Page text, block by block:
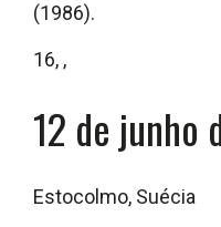
(1986).
16, ,
12 de junho
Estocolmo, Suécia